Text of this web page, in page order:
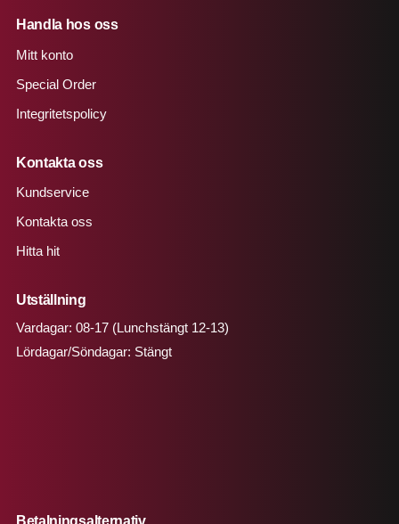
Handla hos oss
Mitt konto
Special Order
Integritetspolicy
Kontakta oss
Kundservice
Kontakta oss
Hitta hit
Utställning
Vardagar: 08-17 (Lunchstängt 12-13)
Lördagar/Söndagar: Stängt
Betalningsalternativ